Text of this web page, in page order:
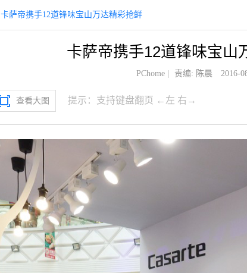
卡萨帝携手12道锋味宝山万达精彩抢鲜
卡萨帝携手12道锋味宝山
PChome| 责编: 陈晨 2016-
查看大图 提示：支持键盘翻页 ←左 右→